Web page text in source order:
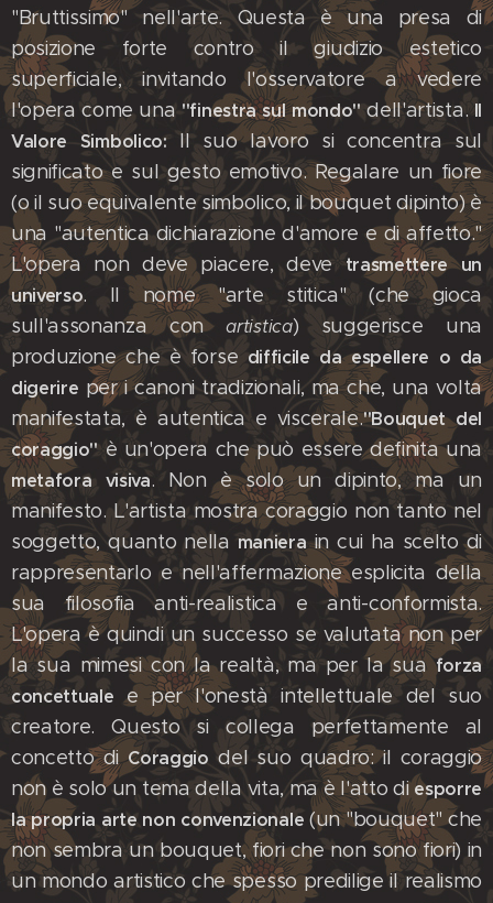
"Bruttissimo" nell'arte. Questa è una presa di
posizione forte contro il giudizio estetico
superficiale, invitando l'osservatore a vedere
l'opera come una"finestra sul mondo" dell'artista. ​ Il
Valore Simbolico: Il suo lavoro si concentra sul
significato e sul gesto emotivo. Regalare un fiore
(o il suo equivalente simbolico, il bouquet dipinto) è
una "autentica dichiarazione d'amore e di affetto."
L'opera non deve piacere, deve trasmettere un
universo. Il nome "arte stitica" (che gioca
sull'assonanza conartistica) suggerisce una
produzione che è forse difficile da espellere o da
digerire per i canoni tradizionali, ma che, una volta
manifestata, è autentica e viscerale."Bouquet del
coraggio"è un'opera che può essere definita una
metafora visiva. Non è solo un dipinto, ma un
manifesto. L'artista mostra coraggio non tanto nel
soggetto, quanto nella manierain cui ha scelto di
rappresentarlo e nell'affermazione esplicita della
sua filosofia anti-realistica e anti-conformista.
L'opera è quindi un successo se valutata non per
la sua mimesi con la realtà, ma per la suaforza
concettuale e per l'onestà intellettuale del suo
creatore.​ Questo si collega perfettamente al
concetto diCoraggio del suo quadro: il coraggio
non è solo un tema della vita, ma è l'atto diesporre
la propria arte non convenzionale (un "bouquet" che
non sembra un bouquet, fiori che non sono fiori) in
un mondo artistico che spesso predilige il realismo